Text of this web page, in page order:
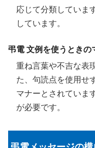
応じて分類していま
しています。
弔電 文例を使うときの
重ね言葉や不吉な表
た、句読点を使用せ
マナーとされていま
が必要です。